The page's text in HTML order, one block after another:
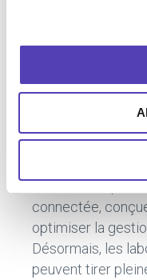
plateforme : de
d’AQX. Grâce à
clients, combinée
gestion de la PI
réussit à
AQX est une
connectée,
optimiser la
Désormais, les
peuvent tirer